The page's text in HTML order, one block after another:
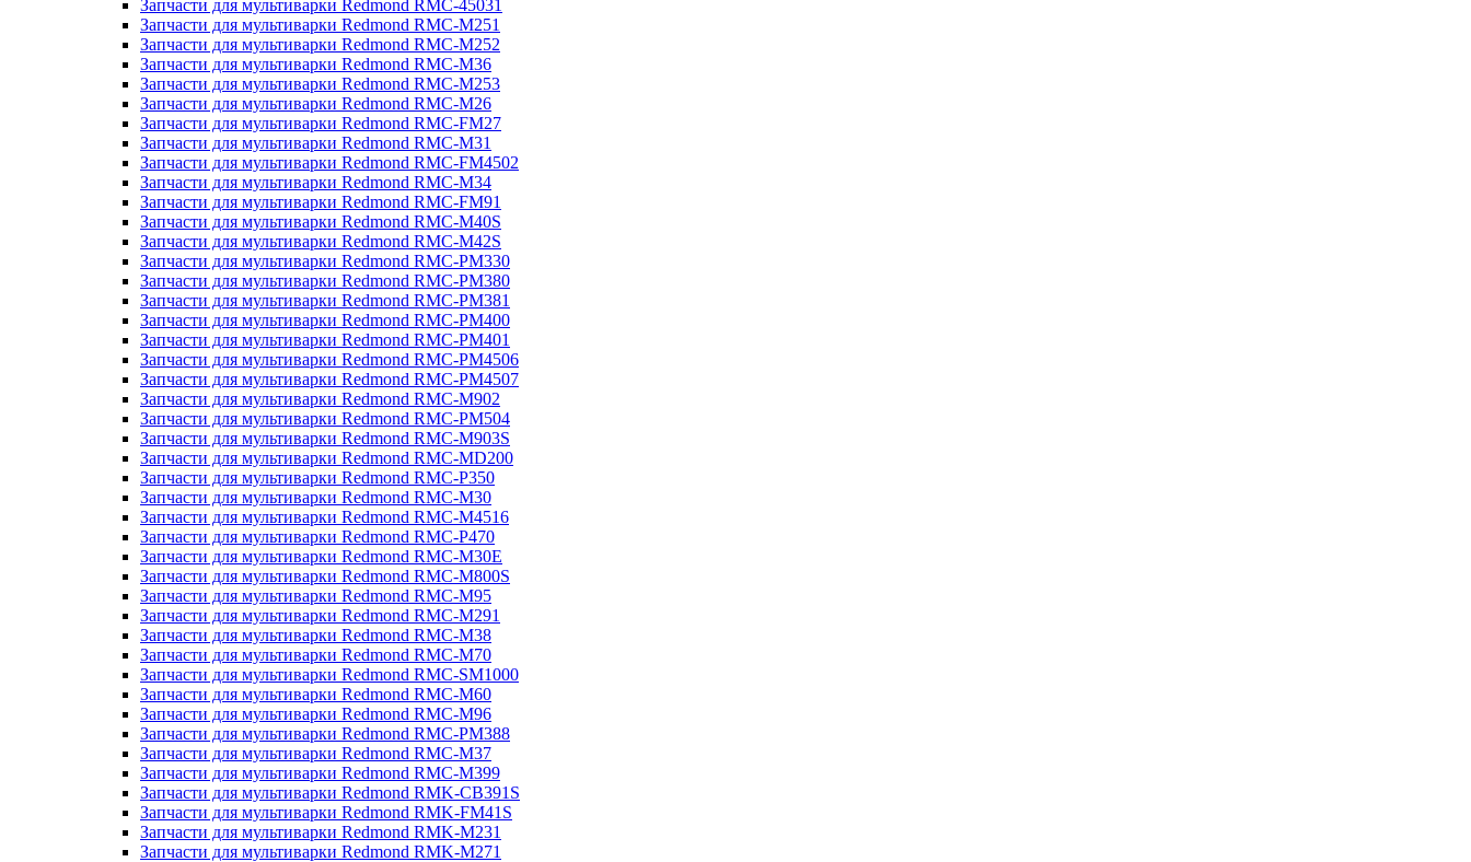
Запчасти для мультиварки Redmond RMC-45031
Запчасти для мультиварки Redmond RMC-M251
Запчасти для мультиварки Redmond RMC-M252
Запчасти для мультиварки Redmond RMC-M36
Запчасти для мультиварки Redmond RMC-M253
Запчасти для мультиварки Redmond RMC-M26
Запчасти для мультиварки Redmond RMC-FM27
Запчасти для мультиварки Redmond RMC-M31
Запчасти для мультиварки Redmond RMC-FM4502
Запчасти для мультиварки Redmond RMC-M34
Запчасти для мультиварки Redmond RMC-FM91
Запчасти для мультиварки Redmond RMC-M40S
Запчасти для мультиварки Redmond RMC-M42S
Запчасти для мультиварки Redmond RMC-PM330
Запчасти для мультиварки Redmond RMC-PM380
Запчасти для мультиварки Redmond RMC-PM381
Запчасти для мультиварки Redmond RMC-PM400
Запчасти для мультиварки Redmond RMC-PM401
Запчасти для мультиварки Redmond RMC-PM4506
Запчасти для мультиварки Redmond RMC-PM4507
Запчасти для мультиварки Redmond RMC-M902
Запчасти для мультиварки Redmond RMC-PM504
Запчасти для мультиварки Redmond RMC-M903S
Запчасти для мультиварки Redmond RMC-MD200
Запчасти для мультиварки Redmond RMC-P350
Запчасти для мультиварки Redmond RMC-M30
Запчасти для мультиварки Redmond RMC-M4516
Запчасти для мультиварки Redmond RMC-P470
Запчасти для мультиварки Redmond RMC-M30E
Запчасти для мультиварки Redmond RMC-M800S
Запчасти для мультиварки Redmond RMC-M95
Запчасти для мультиварки Redmond RMC-M291
Запчасти для мультиварки Redmond RMC-M38
Запчасти для мультиварки Redmond RMC-M70
Запчасти для мультиварки Redmond RMC-SM1000
Запчасти для мультиварки Redmond RMC-M60
Запчасти для мультиварки Redmond RMC-M96
Запчасти для мультиварки Redmond RMC-PM388
Запчасти для мультиварки Redmond RMC-M37
Запчасти для мультиварки Redmond RMC-M399
Запчасти для мультиварки Redmond RMK-CB391S
Запчасти для мультиварки Redmond RMK-FM41S
Запчасти для мультиварки Redmond RMK-M231
Запчасти для мультиварки Redmond RMK-M271